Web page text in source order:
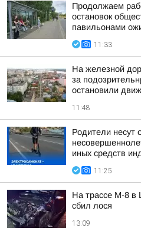
Продолжаем
остановок
павильонами
11:33
На железной
за
остановили
11:48
Родители несут
иных средств
11:25
На трассе М-8 в
сбил лося
13:09